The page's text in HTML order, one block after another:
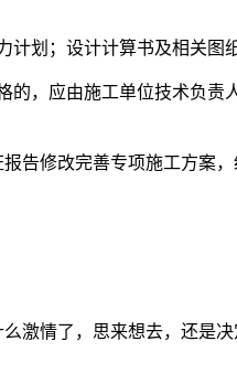
划；设计计算书及相关图
，应由施工单位技术负责
告修改完善专项施工方案
激情了，思来想去，还是